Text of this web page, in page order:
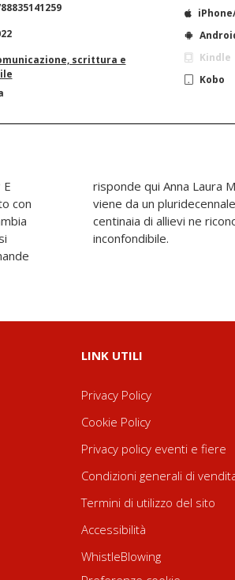
scrittura e
Kindle
Kobo
con
e
inconfondibile.
LINK UTILI
Privacy Policy
Cookie Policy
Privacy policy eventi e fiere
Condizioni generali di
Termini di utilizzo del sito
Accessibilità
WhistleBlowing